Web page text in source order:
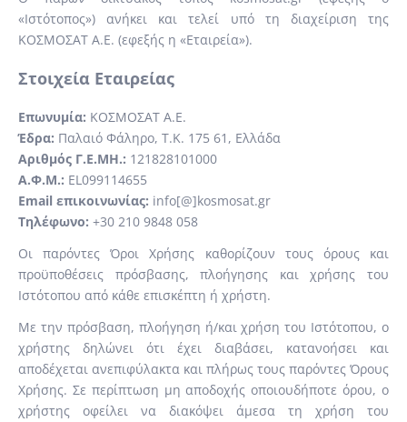
«Ιστότοπος») ανήκει και τελεί υπό τη διαχείριση της
ΚΟΣΜΟΣΑΤ Α.Ε. (εφεξής η «Εταιρεία»).
Στοιχεία Εταιρείας
Επωνυμία: ΚΟΣΜΟΣΑΤ Α.Ε.
Έδρα: Παλαιό Φάληρο, Τ.Κ. 175 61, Ελλάδα
Αριθμός Γ.Ε.ΜΗ.: 121828101000
Α.Φ.Μ.: EL099114655
Email επικοινωνίας: info[@]kosmosat.gr
Τηλέφωνο: +30 210 9848 058
Οι παρόντες Όροι Χρήσης καθορίζουν τους όρους και
προϋποθέσεις πρόσβασης, πλοήγησης και χρήσης του
Ιστότοπου από κάθε επισκέπτη ή χρήστη.
Με την πρόσβαση, πλοήγηση ή/και χρήση του Ιστότοπου, ο
χρήστης δηλώνει ότι έχει διαβάσει, κατανοήσει και
αποδέχεται ανεπιφύλακτα και πλήρως τους παρόντες Όρους
Χρήσης. Σε περίπτωση μη αποδοχής οποιουδήποτε όρου, ο
χρήστης οφείλει να διακόψει άμεσα τη χρήση του